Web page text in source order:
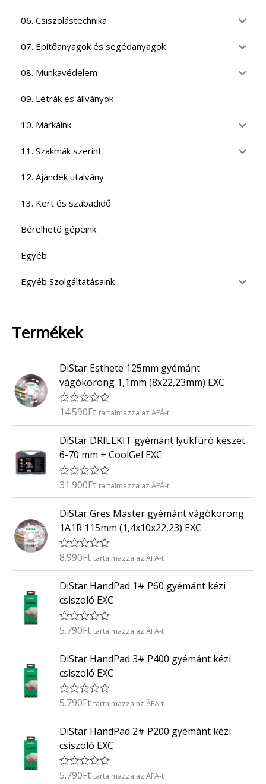
06. Csiszolástechnika
07. Építőanyagok és segédanyagok
08. Munkavédelem
09. Létrák és állványok
10. Márkáink
11. Szakmák szerint
12. Ajándék utalvány
13. Kert és szabadidő
Bérelhető gépeink
Egyéb
Egyéb Szolgáltatásaink
Termékek
DiStar Esthete 125mm gyémánt
vágókorong 1,1mm (8x22,23mm) EXC
É
é
k
e
l
é
s
:
/
5
14.590Ft tartalmazza az ÁFÁ-t
DiStar DRILLKIT gyémánt lyukfúró készet
6-70 mm + CoolGel EXC
É
é
k
e
l
s
:
/
5
31.900Ft tartalmazza az ÁFÁ-t
DiStar Gres Master gyémánt vágókorong
1A1R 115mm (1,4x10x22,23) EXC
É
é
e
l
é
s
:
/
5
8.990Ft tartalmazza az ÁFÁ-t
DiStar HandPad 1# P60 gyémánt kézi
csiszoló EXC
É
é
e
l
é
s
:
/
5
5.790Ft tartalmazza az ÁFÁ-t
DiStar HandPad 3# P400 gyémánt kézi
csiszoló EXC
É
é
e
l
s
5.790Ft tartalmazza az ÁFÁ-t
DiStar HandPad 2# P200 gyémánt kézi
csiszoló EXC
É
5.790Ft tartalmazza az ÁFÁ-t